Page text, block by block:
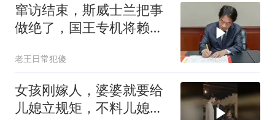
窜访结束，斯威士兰把事
做绝了，国王专机将赖清
老王日常犯傻
女孩刚嫁人，婆婆就要给
儿媳立规矩，不料儿媳不